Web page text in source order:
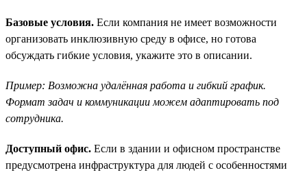
Базовые условия. Если компания не имеет возможности
организовать инклюзивную среду в офисе, но готова
обсуждать гибкие условия, укажите это в описании.
Пример: Возможна удалённая работа и гибкий график.
Формат задач и коммуникации можем адаптировать под
сотрудника.
Доступный офис. Если в здании и офисном пространстве
предусмотрена инфраструктура для людей с особенностями